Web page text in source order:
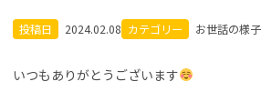
投稿日 2024.02.08 カテゴリー お世話の様子
いつもありがとうございます